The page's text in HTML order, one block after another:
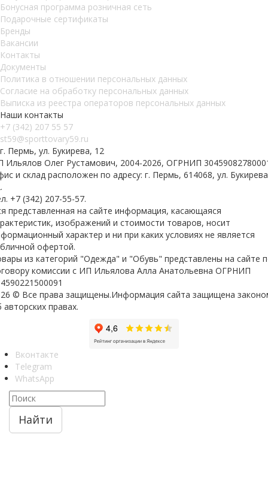
Бонусная программа розничная сеть
Подарочные сертификаты
Бренды
Вакансии
Контакты
Документы
Политика в отношении персональных данных
Согласие на обработку персональных данных
Выписка из реестра операторов персональных данных
Наши контакты
+7 (342) 207 55 57
st59@sporttovary59.ru
г. Пермь, ул. Букирева, 12
Ильялов Олег Рустамович, 2004-2026, ОГРНИП
и склад расположен по адресу: г. Пермь, 614068, ул.
+7 (342) 207-55-57.
представленная на сайте информация, касающаяся
изображений и стоимости товаров, носит
характер и ни при каких условиях не является
офертой.
из категорий "Одежда" и "Обувь" представлены на сайте
комиссии с ИП Ильялова Алла Анатольевна ОГРНИП
© Все права защищены.Информация сайта защищена
авторских правах.
Вконтакте
Telegram
WhatsApp
Найти